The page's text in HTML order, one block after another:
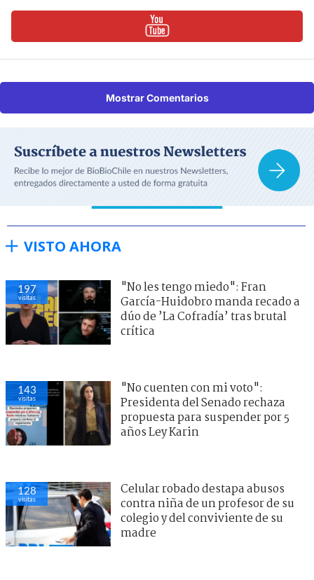
Mostrar Comentarios
VISTO AHORA
197
visitas
"No les tengo miedo": Fran
García-Huidobro manda recado a
dúo de ’La Cofradía’ tras brutal
crítica
143
visitas
"No cuenten con mi voto":
Presidenta del Senado rechaza
propuesta para suspender por 5
años Ley Karin
128
visitas
Celular robado destapa abusos
contra niña de un profesor de su
colegio y del conviviente de su
madre